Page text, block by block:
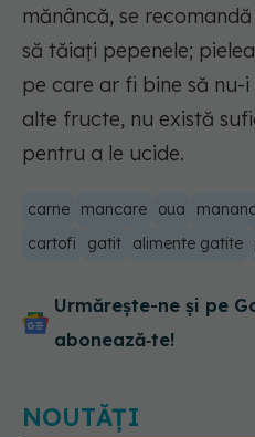
mănâncă, se
să tăiați pepenele;
pe care ar fi bine să nu-
alte fructe, nu există
pentru a le ucide.
carne mancare oua
cartofi
gatit alimente gatite
Urmărește-ne și pe
abonează‑te!
NOUTĂȚI